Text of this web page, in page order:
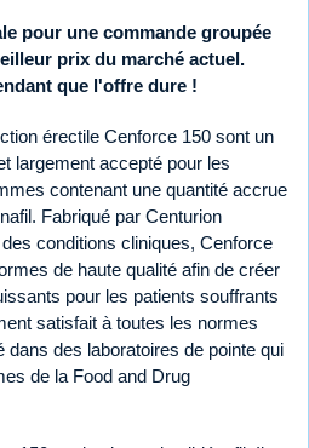
pour une commande groupée
prix du marché actuel.
que l'offre dure !
érectile Cenforce 150 sont un
largement accepté pour les
contenant une quantité accrue
Fabriqué par Centurion
conditions cliniques, Cenforce
de haute qualité afin de créer
pour les patients souffrants
satisfait à toutes les normes
dans des laboratoires de pointe qui
de la Food and Drug